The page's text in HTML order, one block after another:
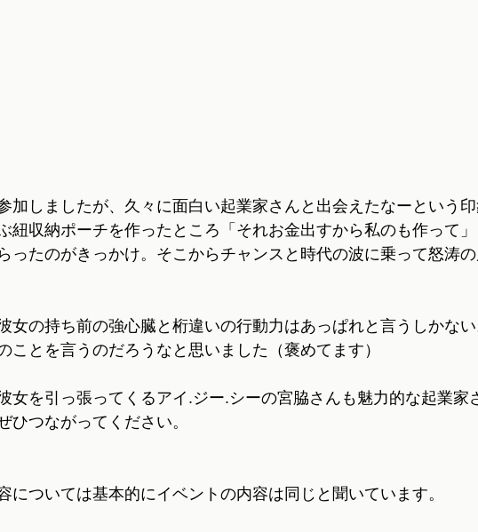
加しましたが、久々に面白い起業家さんと出会えたなーという
紐収納ポーチを作ったところ「それお金出すから私のも作って
ったのがきっかけ。そこからチャンスと時代の波に乗って怒涛
女の持ち前の強心臓と桁違いの行動力はあっぱれと言うしかな
ことを言うのだろうなと思いました（褒めてます）
女を引っ張ってくるアイ.ジー.シーの宮脇さんも魅力的な起業家
ひつながってください。
については基本的にイベントの内容は同じと聞いています。